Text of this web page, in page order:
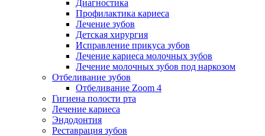
Диагностика
Профилактика кариеса
Лечение зубов
Детская хирургия
Исправление прикуса зубов
Лечение кариеса молочных зубов
Лечение молочных зубов под наркозом
Отбеливание зубов
Отбеливание Zoom 4
Гигиена полости рта
Лечение кариеса
Эндодонтия
Реставрация зубов